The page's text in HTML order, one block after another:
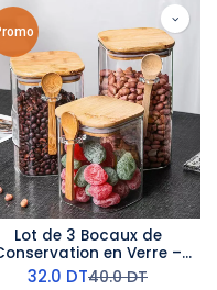
Lot de 3 Bocaux de
en Verre –
Couvercles en Bois
32.0 DT40.0DT